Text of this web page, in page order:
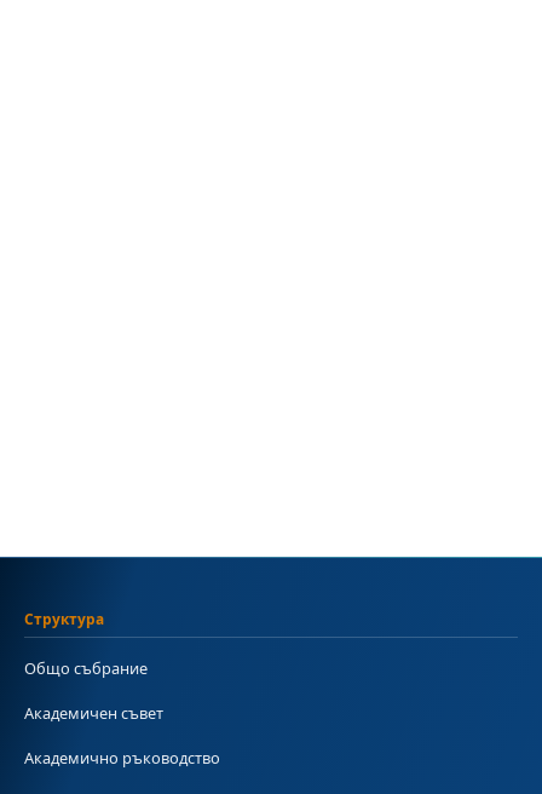
Структура
Общо събрание
Академичен съвет
Академично ръководство